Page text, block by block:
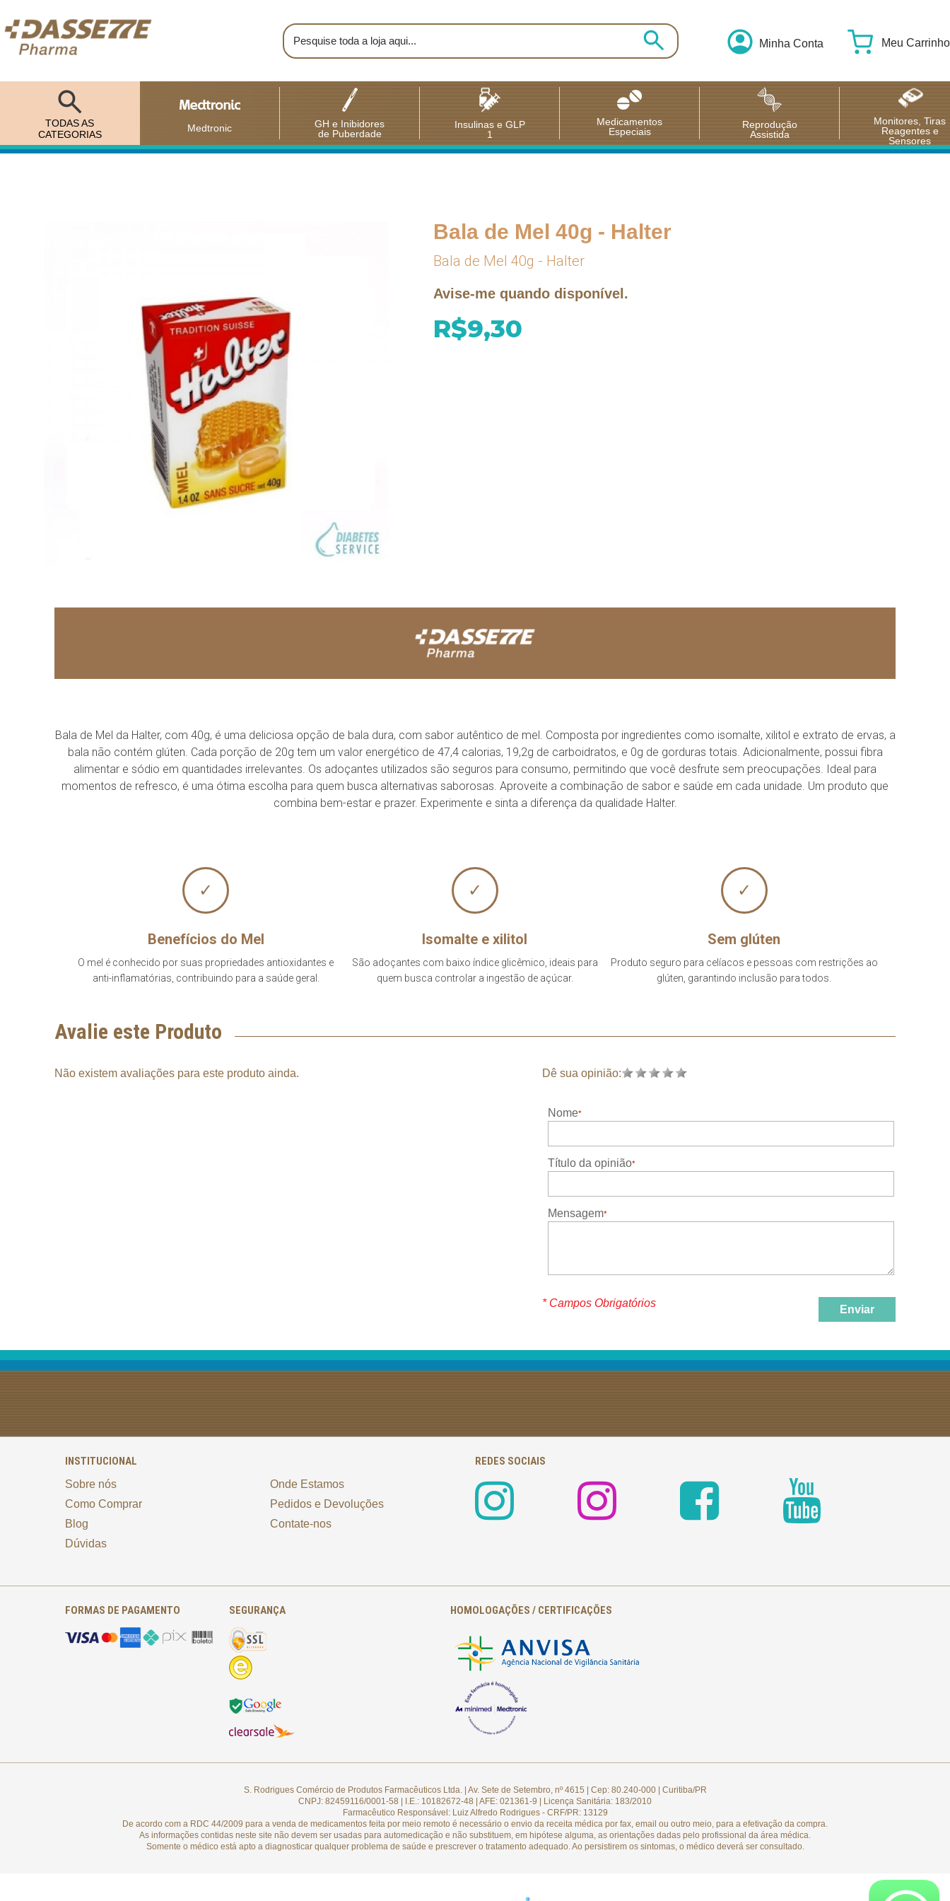
Minha Conta Meu Carrinho
TODAS AS
CATEGORIAS
Medtronic
GH e Inibidores
de Puberdade
Insulinas e GLP
1
Medicamentos
Especiais
Reprodução
Assistida
Monitores, Tiras
Reagentes e
Sensores
Bala de Mel 40g - Halter
Bala de Mel 40g - Halter
Avise-me quando disponível.
R$9,30
Bala de Mel da Halter, com 40g, é uma deliciosa opção de bala dura, com sabor autêntico de mel. Composta por ingredientes como isomalte, xilitol e extrato de ervas, a
bala não contém glúten. Cada porção de 20g tem um valor energético de 47,4 calorias, 19,2g de carboidratos, e 0g de gorduras totais. Adicionalmente, possui fibra
alimentar e sódio em quantidades irrelevantes. Os adoçantes utilizados são seguros para consumo, permitindo que você desfrute sem preocupações. Ideal para
momentos de refresco, é uma ótima escolha para quem busca alternativas saborosas. Aproveite a combinação de sabor e saúde em cada unidade. Um produto que
combina bem-estar e prazer. Experimente e sinta a diferença da qualidade Halter.
✓
Benefícios do Mel
O mel é conhecido por suas propriedades antioxidantes e
anti-inflamatórias, contribuindo para a saúde geral.
✓
Isomalte e xilitol
São adoçantes com baixo índice glicêmico, ideais para
quem busca controlar a ingestão de açúcar.
✓
Sem glúten
Produto seguro para celíacos e pessoas com restrições ao
glúten, garantindo inclusão para todos.
Avalie este Produto
Não existem avaliações para este produto ainda. Dê sua opinião:
Nome
Título da opinião
Mensagem
* Campos Obrigatórios
Enviar
INSTITUCIONAL
Sobre nós
Como Comprar
Blog
Dúvidas
Onde Estamos
Pedidos e Devoluções
Contate-nos
REDES SOCIAIS
FORMAS DE PAGAMENTO SEGURANÇA HOMOLOGAÇÕES / CERTIFICAÇÕES
S. Rodrigues Comércio de Produtos Farmacêuticos Ltda. | Av. Sete de Setembro, nº 4615 | Cep: 80.240-000 | Curitiba/PR
CNPJ: 82459116/0001-58 | I.E.: 10182672-48 | AFE: 021361-9 | Licença Sanitária: 183/2010
Farmacêutico Responsável: Luiz Alfredo Rodrigues - CRF/PR: 13129
De acordo com a RDC 44/2009 para a venda de medicamentos feita por meio remoto é necessário o envio da receita médica por fax, email ou outro meio, para a efetivação da compra.
As informações contidas neste site não devem ser usadas para automedicação e não substituem, em hipótese alguma, as orientações dadas pelo profissional da área médica.
Somente o médico está apto a diagnosticar qualquer problema de saúde e prescrever o tratamento adequado. Ao persistirem os sintomas, o médico deverá ser consultado.